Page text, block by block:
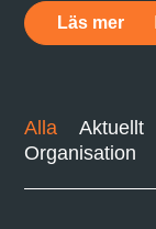
Läs mer
Alla Aktuellt
Organisation